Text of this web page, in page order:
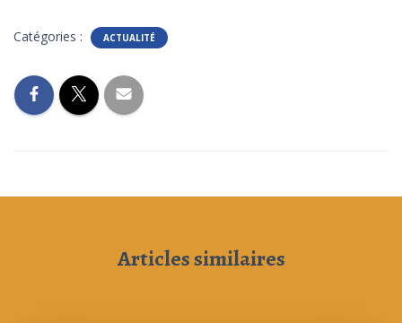
Catégories : ACTUALITÉ
Articles similaires